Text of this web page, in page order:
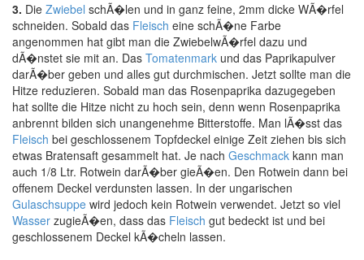
3. Die Zwiebel schÃ�len und in ganz feine, 2mm dicke WÃ�rfel
schneiden. Sobald das Fleisch eine schÃ�ne Farbe
angenommen hat gibt man die ZwiebelwÃ�rfel dazu und
dÃ�nstet sie mit an. Das Tomatenmark und das Paprikapulver
darÃ�ber geben und alles gut durchmischen. Jetzt sollte man die
Hitze reduzieren. Sobald man das Rosenpaprika dazugegeben
hat sollte die Hitze nicht zu hoch sein, denn wenn Rosenpaprika
anbrennt bilden sich unangenehme Bitterstoffe. Man lÃ�sst das
Fleisch bei geschlossenem Topfdeckel einige Zeit ziehen bis sich
etwas Bratensaft gesammelt hat. Je nach Geschmack kann man
auch 1/8 Ltr. Rotwein darÃ�ber gieÃ�en. Den Rotwein dann bei
offenem Deckel verdunsten lassen. In der ungarischen
Gulaschsuppe wird jedoch kein Rotwein verwendet. Jetzt so viel
Wasser zugieÃ�en, dass das Fleisch gut bedeckt ist und bei
geschlossenem Deckel kÃ�cheln lassen.